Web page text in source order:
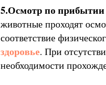
5.Осмотр по
животные проходят
соответствие
здоровье. При
необходимости